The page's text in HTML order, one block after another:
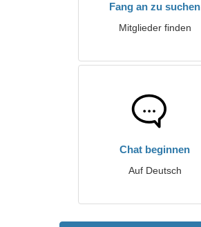
Fang an zu suchen
Mitglieder finden
Chat beginnen
Auf Deutsch